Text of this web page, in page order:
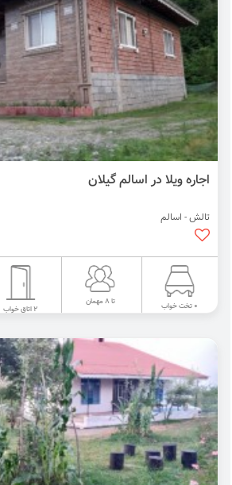
اجاره ویلا در اسالم‌ گیلان
تالش - اسالم
0 تخت خواب تا 8 مهمان
2 اتاق خواب